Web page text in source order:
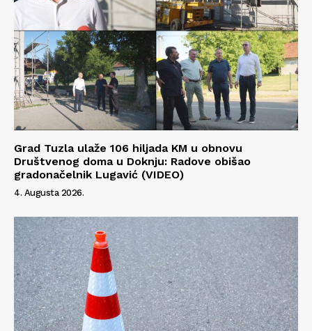
Grad Tuzla ulaže 106 hiljada KM u obnovu
Društvenog doma u Doknju: Radove obišao
gradonačelnik Lugavić (VIDEO)
4. Augusta 2026.